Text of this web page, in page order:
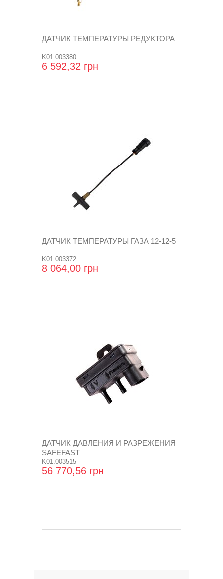
ДАТЧИК ТЕМПЕРАТУРЫ РЕДУКТОРА
K01.003380
6 592,32 грн
ДАТЧИК ТЕМПЕРАТУРЫ ГАЗА 12-12-5
K01.003372
8 064,00 грн
ДАТЧИК ДАВЛЕНИЯ И РАЗРЕЖЕНИЯ
SAFEFAST
K01.003515
56 770,56 грн